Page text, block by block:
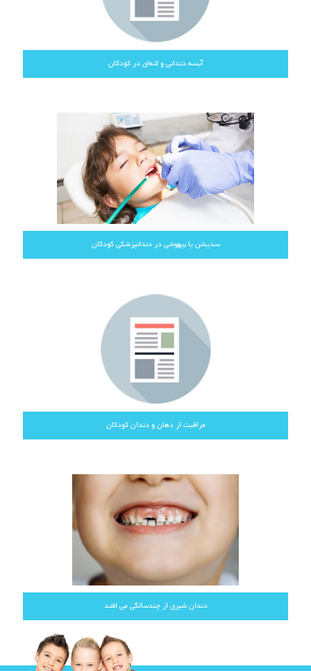
آبسه دندانی و لثه‌ای در کودکان
سدیشن یا بیهوشی در دندانپزشکی کودکان
مراقبت از دهان و دندان کودکان
دندان شیری از چندسالگی می افتد